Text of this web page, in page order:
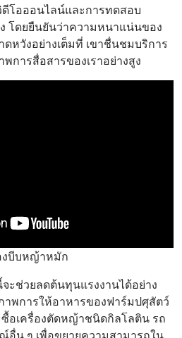
โอออนไลน์และการทดสอบ
โดยยืนยันว่าความหนาแน่นของ
หวังอย่างเต็มที่ เขาชื่นชมบริการ
การสื่อสารของเราอย่างสูง
งบีบหญ้าหมัก
ช่วยลดต้นทุนแรงงานได้อย่าง
พการให้อาหารของฟาร์มปศุสัตว์
อเครื่องตัดหญ้าชนิดกิลโลติน รถ